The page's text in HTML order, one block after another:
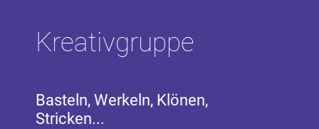
Kreativgruppe
Basteln, Werkeln, Klönen,
Stricken...